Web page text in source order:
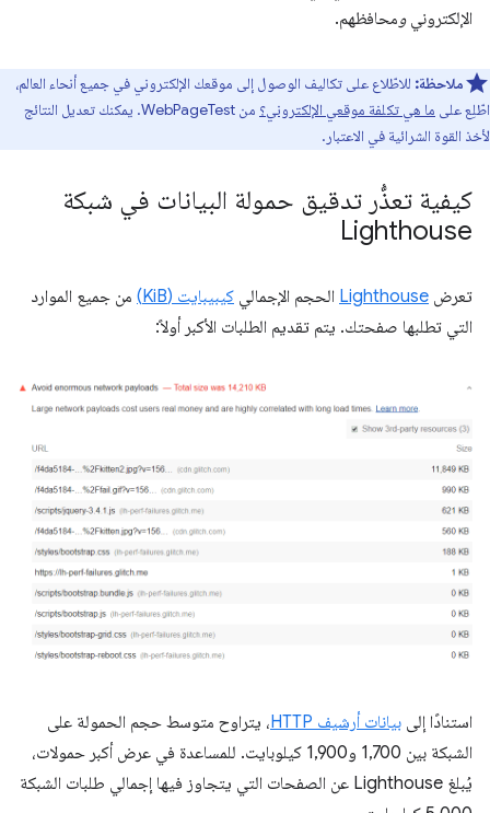
الإلكترونيومحافظهم.
ملاحظة: للاطّلاع على تكاليف الوصول إلى موقعك الإلكتروني في جميع أنحاء العالم،
اطّلِع على ما هي تكلفة موقعي الإلكتروني؟
من WebPageTest. يمكنك تعديل النتائج
لأخذ القوة الشرائية في الاعتبار.
كيفية تعذُّر تدقيق حمولة البيانات في شبكة
Lighthouse
تعرض Lighthouse الحجم الإجمالي كيبيبايت (KiB)
من جميع الموارد
التي تطلبها صفحتك. يتم تقديم الطلبات الأكبر أولاً:
استنادًا إلى بيانات أرشيف HTTP
، يتراوح متوسط حجم الحمولة على
الشبكة بين 1,700 و1,900 كيلوبايت. للمساعدة في عرض أكبر حمولات،
يُبلغ Lighthouse عن الصفحات التي يتجاوز فيها إجمالي طلبات الشبكة